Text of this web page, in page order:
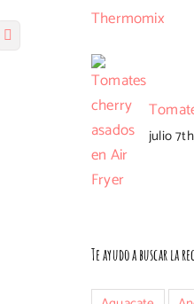
electrónico
julio
Te ayudo a buscar la